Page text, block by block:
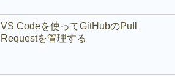
VS Codeを使ってGitHubのPull
Requestを管理する